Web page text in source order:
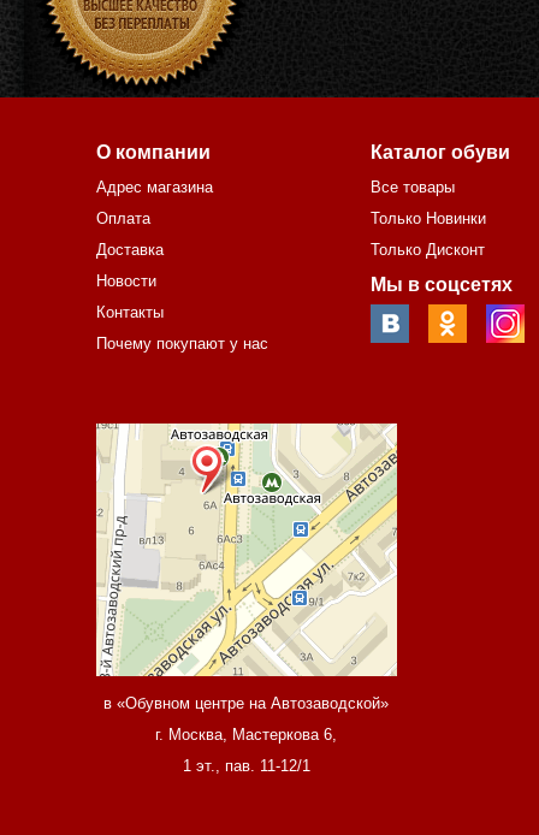
О компании
Адрес магазина
Оплата
Доставка
Новости
Контакты
Почему покупают у нас
Каталог обуви
Все товары
Только Новинки
Только Дисконт
Мы в соцсетях
в «Обувном центре на Автозаводской»
г. Москва, Мастеркова 6,
1 эт., пав. 11-12/1